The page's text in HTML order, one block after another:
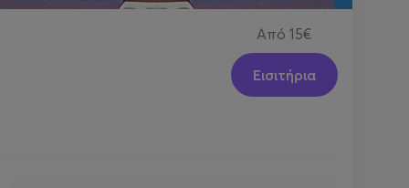
Από 15€
Εισιτήρια